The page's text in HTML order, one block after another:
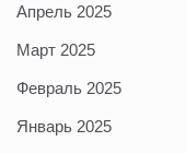
Апрель 2025
Март 2025
Февраль 2025
Январь 2025